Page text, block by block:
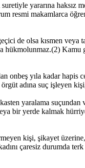
yararına haksız
resmi makamlarca
de olsa kısmen veya
hükmolunmaz.(2)
yıla kadar hapis
adına suç işleyen
yaralama suçundan
bir yerde kalmak
kişi, şikayet
çaresiz durumda